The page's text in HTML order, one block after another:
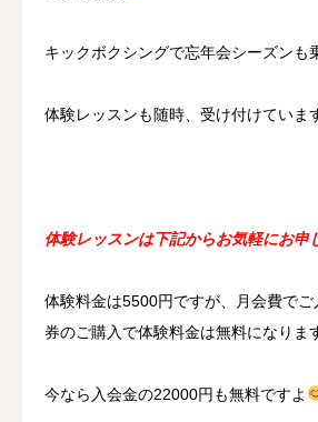
キックボクシングで忘年会シーズンも
体験レッスンも随時、受け付けていま
体験レッスンは下記からお気軽にお申
体験料金は5500円ですが、月会費で
券のご購入で体験料金は無料になりま
今なら入会金の22000円も無料ですよ